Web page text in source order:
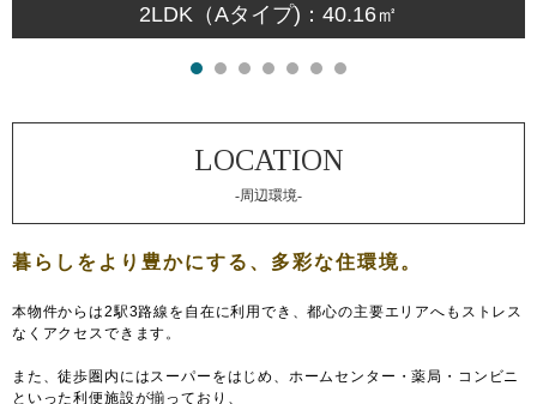
2LDK（Aタイプ)：40.16㎡
-周辺環境-
本物件からは2駅3路線を自在に利用でき、都心の主要エリアへもストレス
なくアクセスできます。
また、徒歩圏内にはスーパーをはじめ、ホームセンター・薬局・コンビニ
といった利便施設が揃っており、